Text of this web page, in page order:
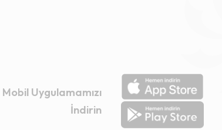
Mobil Uygulamamızı
İndirin